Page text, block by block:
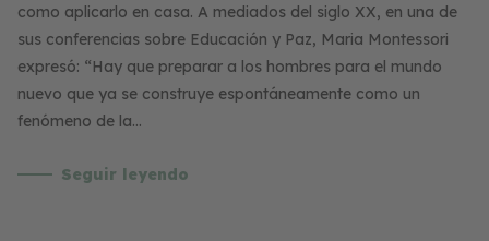
como aplicarlo en casa. A mediados del siglo XX, en una de
sus conferencias sobre Educación y Paz, Maria Montessori
expresó: “Hay que preparar a los hombres para el mundo
nuevo que ya se construye espontáneamente como un
fenómeno de la…
Seguir leyendo